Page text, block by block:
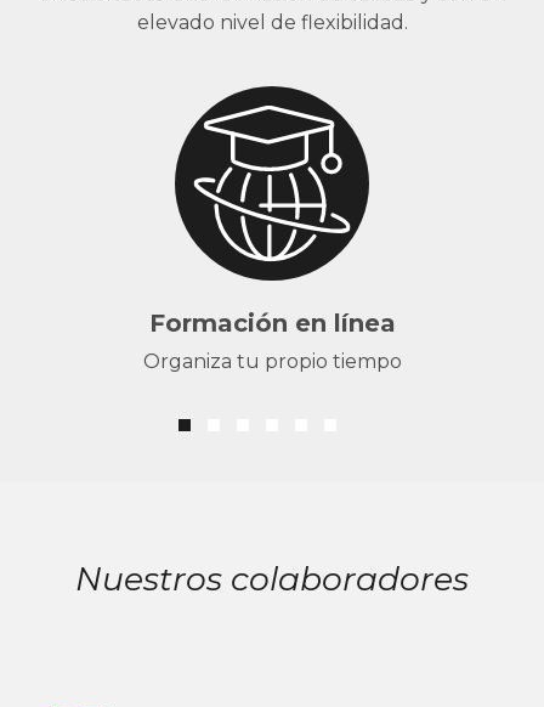
elevado nivel de flexibilidad.
Formación en línea
Organiza tu propio tiempo
Nuestros colaboradores